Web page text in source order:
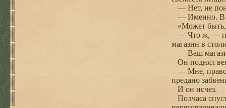
— Нет, не
— Именно. В
«Может быть,
— Что ж, —
магазин в
— Ваш
Он поднял
— Мне, право
предано
И он исчез.
Полчаса